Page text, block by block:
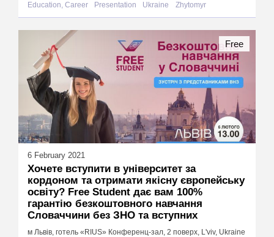
Education, Career Presentation Ukraine Zhytomyr
6 February 2021
Хочете вступити в університет за
кордоном та отримати якісну європейську
освіту? Free Student дає вам 100%
гарантію безкоштовного навчання
Словаччини без ЗНО та вступних
м Львів, готель «RIUS» Конференц-зал, 2 поверх, L'viv, Ukraine
Free